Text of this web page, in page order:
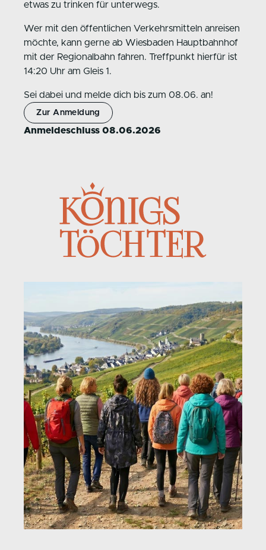
etwas zu trinken für unterwegs.
Wer mit den öffentlichen Verkehrsmitteln anreisen
möchte, kann gerne ab Wiesbaden Hauptbahnhof
mit der Regionalbahn fahren. Treffpunkt hierfür ist
14:20 Uhr am Gleis 1.
Sei dabei und melde dich bis zum 08.06. an!
Zur Anmeldung
Anmeldeschluss 08.06.2026